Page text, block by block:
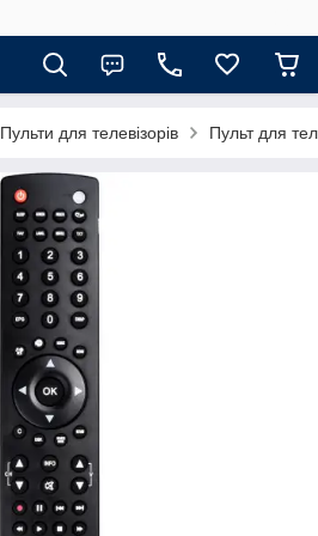
Пульти для телевізорів Пульт для